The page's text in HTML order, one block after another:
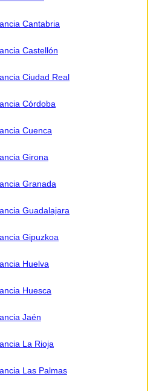
Cantabria
Castellón
Ciudad Real
Córdoba
Cuenca
Girona
Granada
Guadalajara
Gipuzkoa
Huelva
Huesca
Jaén
La Rioja
Las Palmas